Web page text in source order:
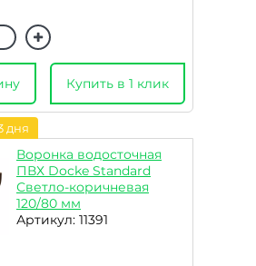
Купить в 1 клик
дня
Воронка водосточная
ПВХ Docke Standard
Светло-коричневая
120/80 мм
Артикул: 11391